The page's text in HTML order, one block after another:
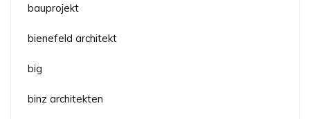
bauprojekt
bienefeld architekt
big
binz architekten